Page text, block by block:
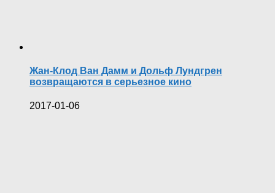
Жан-Клод Ван Дамм и Дольф Лундгрен
возвращаются в серьезное кино
2017-01-06